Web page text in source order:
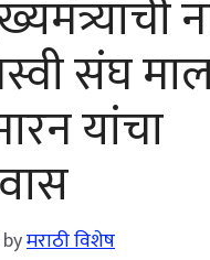
संघ
यांचा
byमराठी विशेष